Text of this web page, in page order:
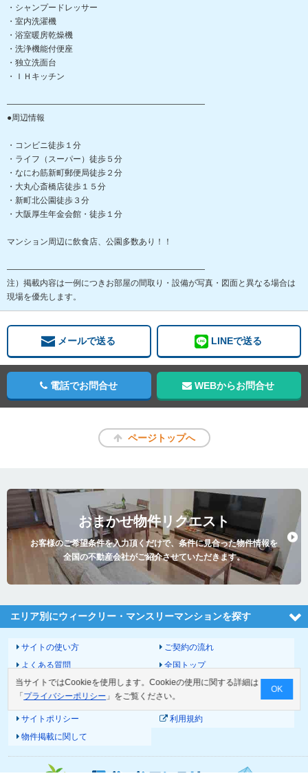
・シャンプードレッサー
・室内洗濯機
・浴室暖房乾燥機
・洗浄機能付便座
・独立洗面台
・ＩＨキッチン
――――――――――――――――――――――――
●周辺情報
・コンビニ徒歩１分
・ライフ（スーパー）徒歩５分
・なにわ筋新町郵便局徒歩２分
・大丸心斎橋店徒歩１５分
・新町北公園徒歩３分
・大阪厚生年金会館・徒歩１分
マンション周辺に飲食店、公園多数あり！！
――――――――――――――――――――――――
注）掲載内容は一例につきお部屋の間取り・設備が写真・図面と異なる場合は
現場を優先します。
メールで送る LINEで送る
電話でお問合せ WEBからお問合せ
ページトップへ
おまかせ物件リクエスト
お客様のご希望条件を入力頂くだけで、条件に見合った物件情報を
全国の不動産会社がご紹介させていただきます。
エリア別にウィークリー・マンスリーマンションを探す
サイトの使い方
ご契約の流れ
よくある質問
全国トップ
サイトマップ
運営会社
お問い合わせ
個人情報の取扱いについて
サイトポリシー
利用規約
物件掲載に関して
当サイトではCookieを使用します。Cookieの使用に関する詳細は
「 プライバシーポリシー 」をご覧ください。
OK